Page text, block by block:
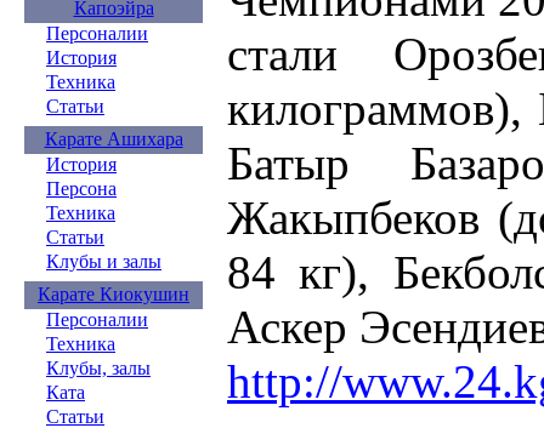
Капоэйра
Персоналии
История
Техника
Статьи
Карате Ашихара
История
Персона
Техника
Статьи
Клубы и залы
Карате Киокушин
Персоналии
Техника
Клубы, залы
Ката
Статьи
стали
килограммов),
Батыр
Жакыпбеков
84 кг),
Аскер
http://